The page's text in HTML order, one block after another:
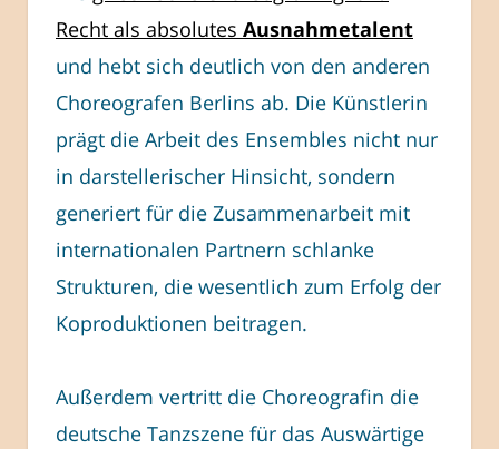
Recht als absolutes Ausnahmetalent
und hebt sich deutlich von den anderen
Choreografen Berlins ab. Die Künstlerin
prägt die Arbeit des Ensembles nicht nur
in darstellerischer Hinsicht, sondern
generiert für die Zusammenarbeit mit
internationalen Partnern schlanke
Strukturen, die wesentlich zum Erfolg der
Koproduktionen beitragen.
Außerdem vertritt die Choreografin die
deutsche Tanzszene für das Auswärtige